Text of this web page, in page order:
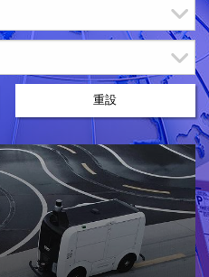
重設